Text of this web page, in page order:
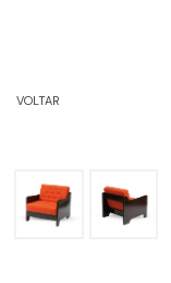
VOLTAR